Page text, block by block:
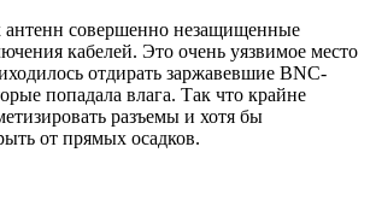
антенн совершенно незащищенные
кабелей. Это очень уязвимое место
отдирать заржавевшие BNC-
попадала влага. Так что крайне
разъемы и хотя бы
от прямых осадков.